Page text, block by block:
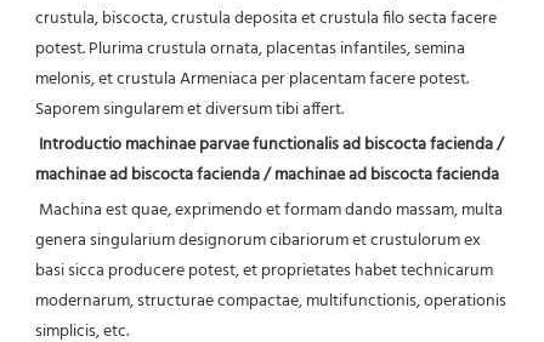
crustula, biscocta, crustula deposita et crustula filo secta facere
potest. Plurima crustula ornata, placentas infantiles, semina
melonis, et crustula Armeniaca per placentam facere potest.
Saporem singularem et diversum tibi affert.
Introductio machinae parvae functionalis ad biscocta facienda /
machinae ad biscocta facienda / machinae ad biscocta facienda
Machina est quae, exprimendo et formam dando massam, multa
genera singularium designorum cibariorum et crustulorum ex
basi sicca producere potest, et proprietates habet technicarum
modernarum, structurae compactae, multifunctionis, operationis
simplicis, etc.